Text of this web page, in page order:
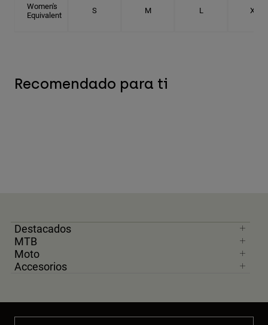
Women's
Equivalent
S M L XL
Recomendado para ti
Destacados
MTB
Moto
Accesorios